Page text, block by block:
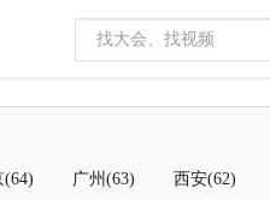
(64) 广州(63) 西安(62)